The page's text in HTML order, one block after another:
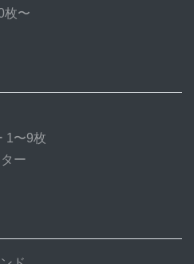
枚〜
1〜9枚
ー